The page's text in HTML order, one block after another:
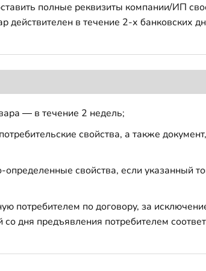
полные реквизиты компании/ИП
в течение 2-х банковских
— в течение 2 недель;
свойства, а также документ,
свойства, если указанный
потребителем по договору, за
дня предъявления потребителем